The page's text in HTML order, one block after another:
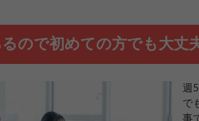
ので初めての方でも大丈
週
で
事